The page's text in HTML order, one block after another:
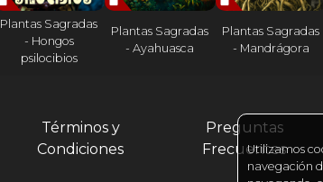
Plantas Sagradas
- Hongos
psilocibios
Plantas Sagradas
- Ayahuasca
Plantas Sagradas
- Mandrágora
Términos y
Condiciones
Preguntas
Frecuentes
Utilizamos
navegación